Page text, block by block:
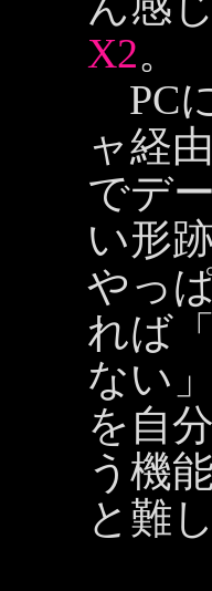
X2。
PC
ャ経
でデ
い形
やっ
れば
ない
を自
う機
と難